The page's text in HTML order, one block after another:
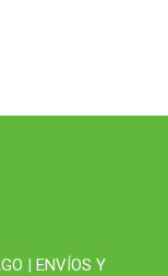
| ENVÍOS Y